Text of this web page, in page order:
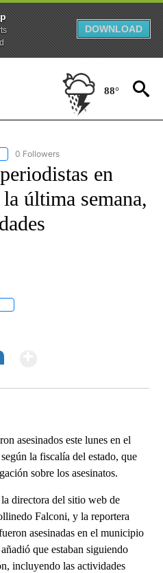
DOWNLOAD
88°
"CNN - SPANISH" TO RECEIVE
0 Followers
en
última semana,
asesinados este lunes en el
la fiscalía del estado, que
sobre los asesinatos.
directora del sitio web de
Falconi, y la reportera
asesinadas en el municipio
que estaban siguiendo
incluyendo las actividades